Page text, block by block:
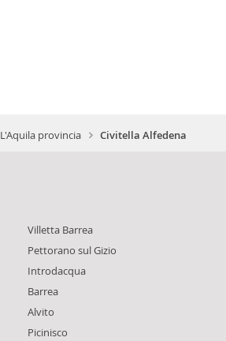
L'Aquila provincia Civitella Alfedena
Villetta Barrea
Pettorano sul Gizio
Introdacqua
Barrea
Alvito
Picinisco